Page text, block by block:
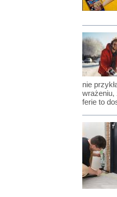
nie
wrażeniu,
ferie to